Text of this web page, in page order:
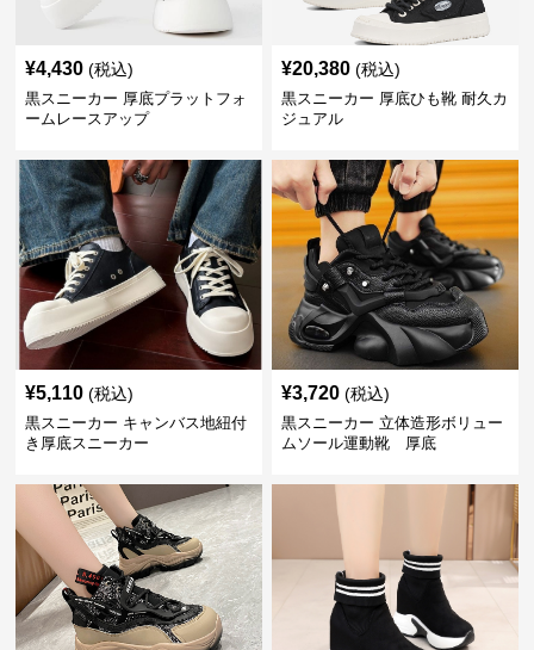
¥4,430 (税込)
黒スニーカー 厚底プラットフォ
ームレースアップ
¥20,380 (税込)
黒スニーカー 厚底ひも靴 耐久カ
ジュアル
¥5,110 (税込)
黒スニーカー キャンバス地紐付
き厚底スニーカー
¥3,720 (税込)
黒スニーカー 立体造形ボリュー
ムソール運動靴 厚底